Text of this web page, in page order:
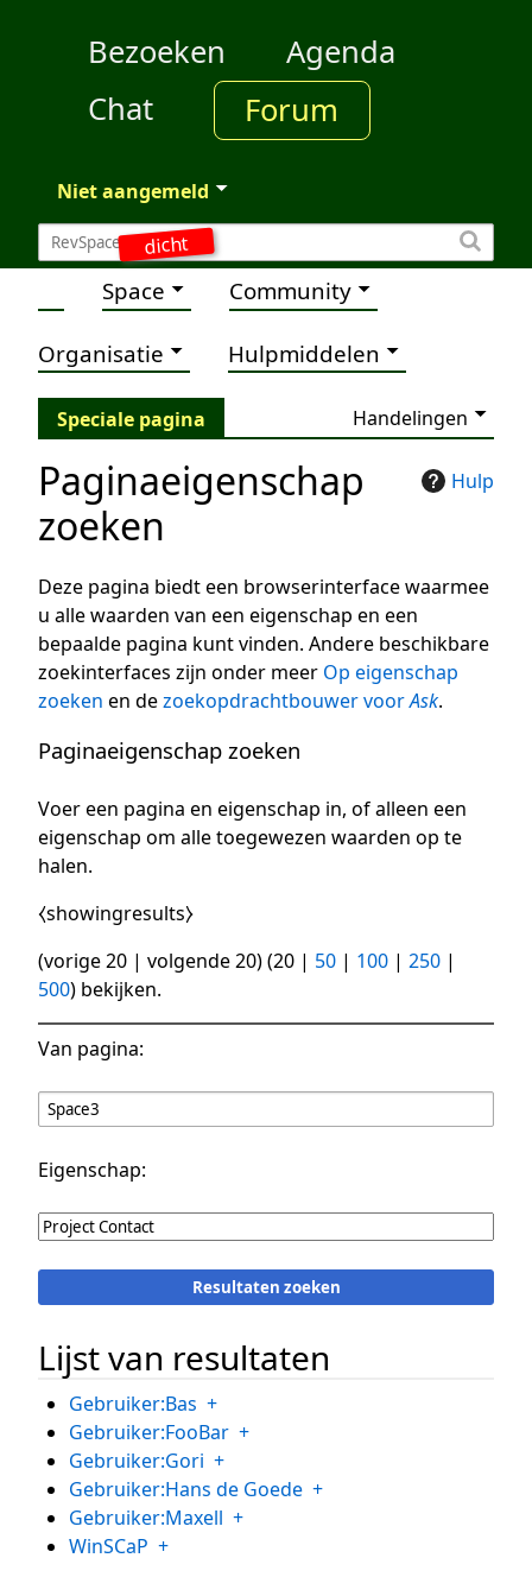
dicht
Bezoeken
Agenda
Chat
Forum
Niet aangemeld
Space Community
Organisatie Hulpmiddelen
Speciale pagina Handelingen
Hulp
Paginaeigenschap
zoeken
Deze pagina biedt een browserinterface waarmee
u alle waarden van een eigenschap en een
bepaalde pagina kunt vinden. Andere beschikbare
zoekinterfaces zijn onder meer Op eigenschap
zoeken en dezoekopdrachtbouwer voorAsk.
Paginaeigenschap zoeken
Voer een pagina en eigenschap in, of alleen een
eigenschap om alle toegewezen waarden op te
halen.
⧼showingresults⧽
(vorige 20 | volgende 20) (20 | 50 | 100 | 250 |
500) bekijken.
Van pagina:
Eigenschap:
Lijst van resultaten
Gebruiker:Bas +
Gebruiker:FooBar +
Gebruiker:Gori +
Gebruiker:Hans de Goede +
Gebruiker:Maxell +
WinSCaP +